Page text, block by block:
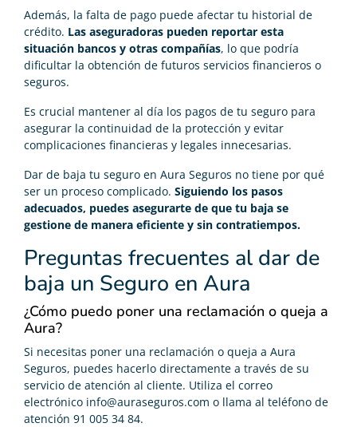
Además, la falta de pago puede afectar tu historial de
crédito. Las aseguradoras pueden reportar esta
situación bancos y otras compañías, lo que podría
dificultar la obtención de futuros servicios financieros o
seguros.
Es crucial mantener al día los pagos de tu seguro para
asegurar la continuidad de la protección y evitar
complicaciones financieras y legales innecesarias.
Dar de baja tu seguro en Aura Seguros no tiene por qué
ser un proceso complicado. Siguiendo los pasos
adecuados, puedes asegurarte de que tu baja se
gestione de manera eficiente y sin contratiempos.
Preguntas frecuentes al dar de
baja un Seguro en Aura
¿Cómo puedo poner una reclamación o queja a
Aura?
Si necesitas poner una reclamación o queja a Aura
Seguros, puedes hacerlo directamente a través de su
servicio de atención al cliente. Utiliza el correo
electrónico info@auraseguros.com o llama al teléfono de
atención 91 005 34 84.